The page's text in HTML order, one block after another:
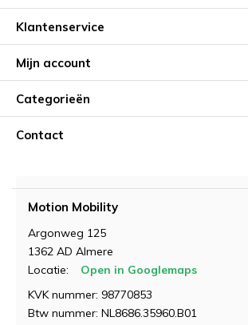
Klantenservice
Mijn account
Categorieën
Contact
Motion Mobility
Argonweg 125
1362 AD Almere
Locatie:
Open in Googlemaps
KVK nummer: 98770853
Btw nummer: NL8686.35960.B01